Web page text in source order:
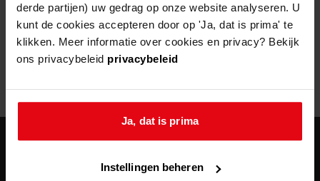
derde partijen) uw gedrag op onze website analyseren. U
kunt de cookies accepteren door op 'Ja, dat is prima' te
klikken. Meer informatie over cookies en privacy? Bekijk
ons privacybeleid privacybeleid
Ja, dat is prima
Instellingen beheren
meer weten
Mogelijk kunt u deze pagina niet bezoeken door:
een verouderde bladwijzer/favoriet